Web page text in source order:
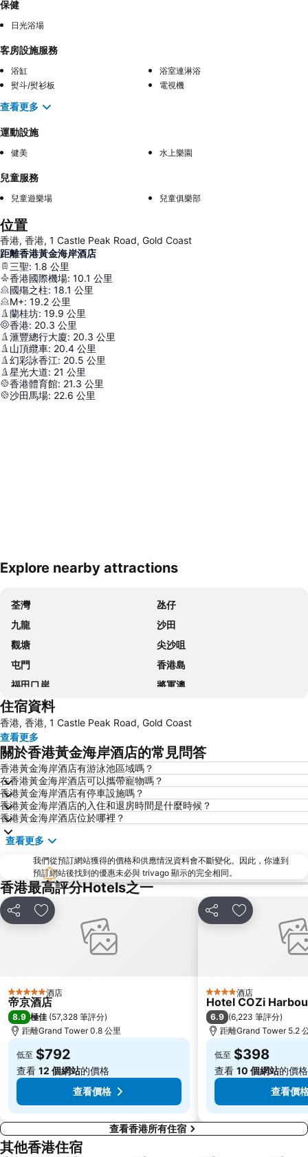
保健
日光浴場
客房設施服務
浴缸
浴室連淋浴
熨斗/熨衫板
電視機
查看更多
運動設施
健美 水上樂園
兒童服務
兒童遊樂場 兒童俱樂部
位置
香港, 香港, 1 Castle Peak Road, Gold Coast
距離香港黃金海岸酒店
三聖: 1.8 公里
香港國際機場: 10.1 公里
國殤之柱: 18.1 公里
M+: 19.2 公里
蘭桂坊: 19.9 公里
香港: 20.3 公里
滙豐總行大廈: 20.3 公里
山頂纜車: 20.4 公里
幻彩詠香江: 20.5 公里
星光大道: 21 公里
香港體育館: 21.3 公里
沙田馬場: 22.6 公里
展開地圖
Explore nearby attractions
荃灣
氹仔
九龍
沙田
觀塘
尖沙咀
屯門
香港島
福田口岸
將軍澳
福田區
香港國際機場
南山區
東涌
元朗
紅磡
天水圍
Wan Chai Metro Station
海洋公園
深水埗區
黃金海岸
香港迪士尼樂園
新界
羅湖口岸
東門步行街
North Point Metro Station
中環
Cheung Chau
珠海長隆國際海洋度假區
Sheung Wan Metro Station
Tsing Yi Metro Station
東九龍
龍崗區
深圳野生動物園
大梅沙海濱公園
皇崗口岸
鹽田區
住宿資料
香港, 香港, 1 Castle Peak Road, Gold Coast
查看更多
關於香港黃金海岸酒店的常見問答
香港黃金海岸酒店有游泳池區域嗎？
在香港黃金海岸酒店可以攜帶寵物嗎？
香港黃金海岸酒店有停車設施嗎？
香港黃金海岸酒店的入住和退房時間是什麼時候？
香港黃金海岸酒店位於哪裡？
查看更多
我們從預訂網站獲得的價格和供應情況資料會不斷變化。因此，你連到
預訂網站後找到的優惠未必與 trivago 顯示的完全相同。
香港最高評分Hotels之一
分享 放到收藏夾
5 星級 酒店
帝京酒店
8.9 極佳 (57,328 筆評分)
距離Grand Tower 0.8 公里
低至 $792
查看 12 個網站的價格
查看價格
分享 放到收藏夾
4 星級 酒店
Hotel COZi
6.9 (6,223 筆評分)
距離Grand Tower 5.2
低至 $398
查看 10 個網站的價格
查看價
查看香港所有住宿
其他香港住宿